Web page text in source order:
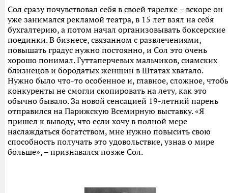
Сол сразу почувствовал себя в своей тарелке – вскоре он
уже занимался рекламой театра, в 15 лет взял на себя
бухгалтерию, а потом начал организовывать боксерские
поединки. В бизнесе, связанном с развлечениями,
повышать градус нужно постоянно, и Сол это очень
хорошо понимал. Гуттаперчевых мальчиков, сиамских
близнецов и бородатых женщин в Штатах хватало.
Нужно было что-то особенное и, главное, сложное,
конкуренты не смогли скопировать на лету, как это
обычно бывало. За новой сенсацией 19-летний парень
отправился на Парижскую Всемирную выставку. «Я
пришел к выводу, что если хочу в полной мере
наслаждаться богатством, мне нужно повысить свою
способность получать это удовольствие, узнав о мире
больше», – признавался позже Сол.